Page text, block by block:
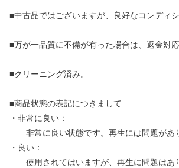
■中古品ではございますが、良好なコンディシ
■万が一品質に不備が有った場合は、返金対応
■クリーニング済み。
■商品状態の表記につきまして
・非常に良い：
非常に良い状態です。再生には問題があ
・良い：
使用されてはいますが、再生に問題はあ